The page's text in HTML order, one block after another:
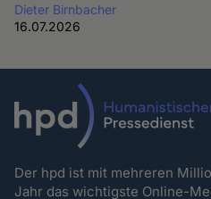
Dieter Birnbacher
16.07.2026
Der hpd ist mit mehreren
Jahr das wichtigste Online-